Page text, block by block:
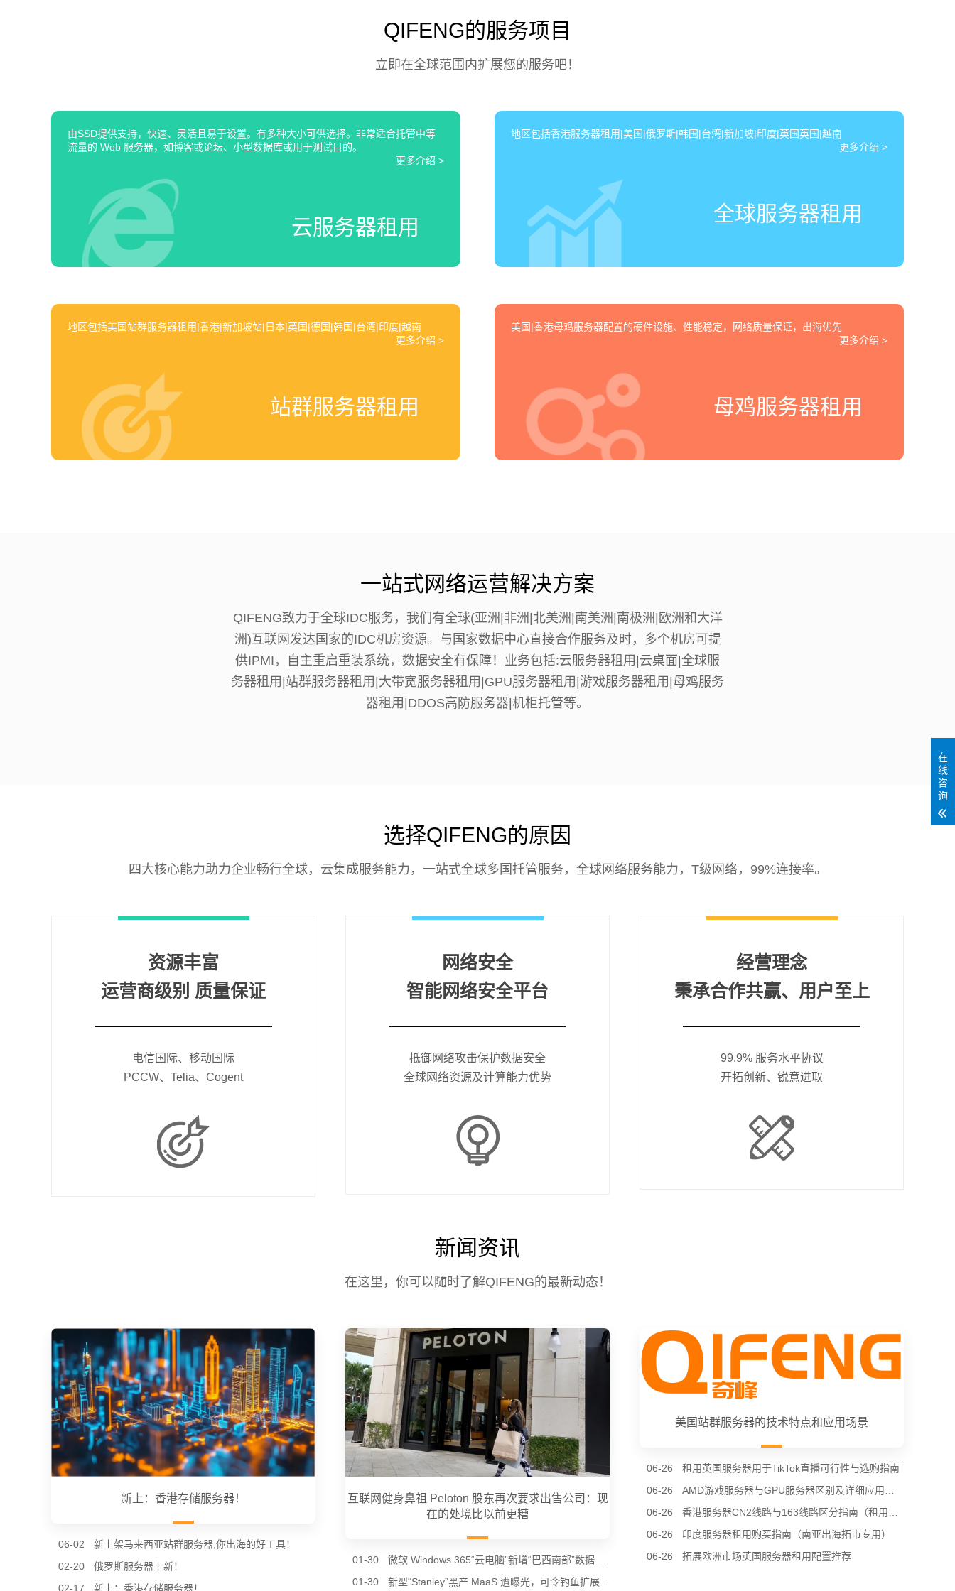
QIFENG的服务项目
立即在全球范围内扩展您的服务吧！
由SSD提供支持，快速、灵活且易于设置。有多种大小可供选择。非常适合托管中等
流量的 Web 服务器，如博客或论坛、小型数据库或用于测试目的。
更多介绍 >
云服务器租用
地区包括香港服务器租用|美国|俄罗斯|韩国|台湾|新加坡|印度|英国英国|越南
更多介绍 >
全球服务器租用
地区包括美国站群服务器租用|香港|新加坡站|日本|英国|德国|韩国|台湾|印度|越南
更多介绍 >
站群服务器租用
美国|香港母鸡服务器配置的硬件设施、性能稳定，网络质量保证，出海优先
更多介绍 >
母鸡服务器租用
一站式网络运营解决方案
QIFENG致力于全球IDC服务，我们有全球(亚洲|非洲|北美洲|南美洲|南极洲|欧洲和大洋
洲)互联网发达国家的IDC机房资源。与国家数据中心直接合作服务及时，多个机房可提
供IPMI，自主重启重装系统，数据安全有保障！业务包括:云服务器租用|云桌面|全球服
务器租用|站群服务器租用|大带宽服务器租用|GPU服务器租用|游戏服务器租用|母鸡服务
器租用|DDOS高防服务器|机柜托管等。
选择QIFENG的原因
四大核心能力助力企业畅行全球，云集成服务能力，一站式全球多国托管服务，全球网络服务能力，T级网络，99%连接率。
资源丰富
运营商级别 质量保证
电信国际、移动国际
PCCW、Telia、Cogent
网络安全
智能网络安全平台
抵御网络攻击保护数据安全
全球网络资源及计算能力优势
经营理念
秉承合作共赢、用户至上
99.9% 服务水平协议
开拓创新、锐意进取
新闻资讯
在这里，你可以随时了解QIFENG的最新动态！
新上：香港存储服务器！
06-02
新上架马来西亚站群服务器,你出海的好工具！
02-20
俄罗斯服务器上新！
02-17
新上：香港存储服务器！
互联网健身鼻祖 Peloton 股东再次要求出售公司：现
在的处境比以前更糟
01-30
01-30
美国站群服务器的技术特点和应用场景
06-26
租用英国服务器用于TikTok直播可行性与选购指南
06-26
06-26
06-26
印度服务器租用购买指南（南亚出海拓市专用）
06-26
拓展欧洲市场英国服务器租用配置推荐
在
线
咨
询